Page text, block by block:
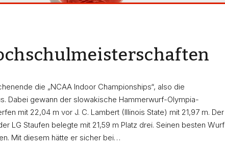
die „NCAA Indoor Championships“, also die
Dabei gewann der slowakische Hammerwurf-Olympia-
mit 22,04 m vor J. C. Lambert (Illinois State) mit 21,97 m. Der
LG Staufen belegte mit 21,59 m Platz drei. Seinen besten Wurf
Mit diesem hätte er sicher bei…